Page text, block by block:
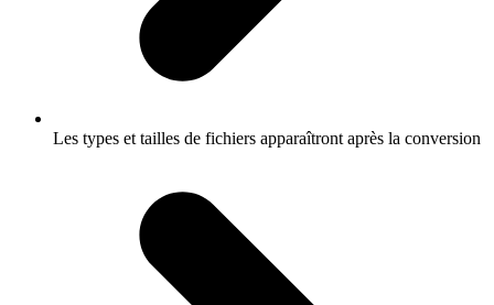
Les types et tailles de fichiers apparaîtront après la conversion